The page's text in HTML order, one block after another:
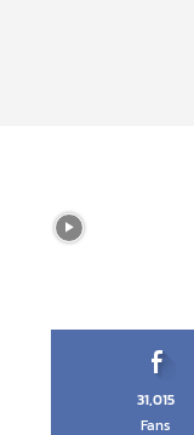
31,015
Fans